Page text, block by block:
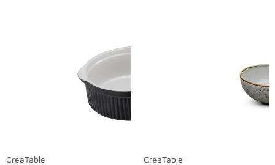
CreaTable
CreaTable